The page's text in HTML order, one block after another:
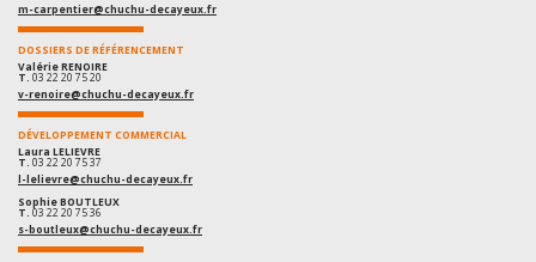
m-carpentier@chuchu-decayeux.fr
DOSSIERS DE RÉFÉRENCEMENT
Valérie RENOIRE
T. 03 22 20 75 20
v-renoire@chuchu-decayeux.fr
DÉVELOPPEMENT COMMERCIAL
Laura LELIEVRE
T. 03 22 20 75 37
l-lelievre@chuchu-decayeux.fr
Sophie BOUTLEUX
T. 03 22 20 75 36
s-boutleux@chuchu-decayeux.fr